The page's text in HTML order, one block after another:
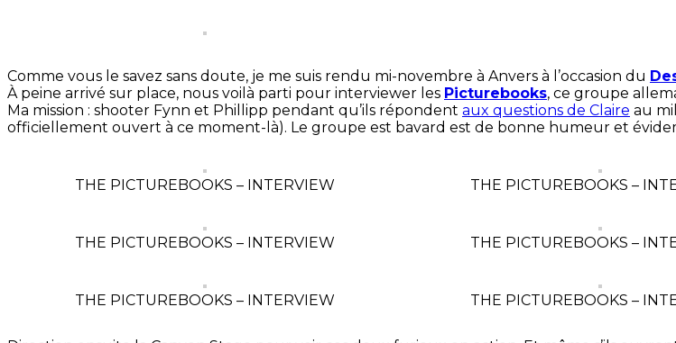
Comme vous le savez sans doute, je me suis rendu mi-novembre à Anvers à l’occasion du
À peine arrivé sur place, nous voilà parti pour interviewer les Picturebooks, ce groupe
Ma mission : shooter Fynn et Phillipp pendant qu’ils répondent aux questions de Claire au
officiellement ouvert à ce moment-là). Le groupe est bavard est de bonne humeur et
THE PICTUREBOOKS – INTERVIEW THE PICTUREBOOKS –
THE PICTUREBOOKS – INTERVIEW THE PICTUREBOOKS –
THE PICTUREBOOKS – INTERVIEW THE PICTUREBOOKS –